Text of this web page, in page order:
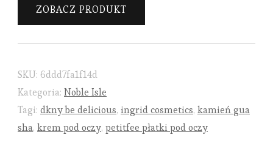
ZOBACZ PRODUKT
SKU: 6ddd7fa1f14d
Kategoria: Noble Isle
Tagi: dkny be delicious, ingrid cosmetics, kamień gua
sha, krem pod oczy, petitfee płatki pod oczy